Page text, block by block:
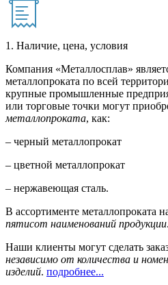
1. Наличие, цена, условия
Компания «Металлосплав»
металлопроката по всей
крупные промышленные
или торговые точки могут
металлопроката, как:
– черный металлопрокат
– цветной металлопрокат
– нержавеющая сталь.
В ассортименте металлопроката
пятисот наименований продукции.
Наши клиенты могут сделать
независимо от количества и
изделий. подробнее...